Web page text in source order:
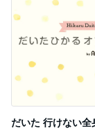
だいた 行けない全